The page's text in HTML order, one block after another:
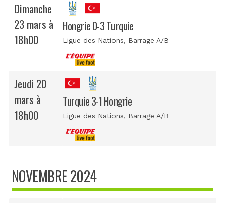
Dimanche
23 mars à
18h00
Hongrie 0-3 Turquie
Ligue des Nations, Barrage A/B
Jeudi 20
mars à
18h00
Turquie 3-1 Hongrie
Ligue des Nations, Barrage A/B
NOVEMBRE 2024